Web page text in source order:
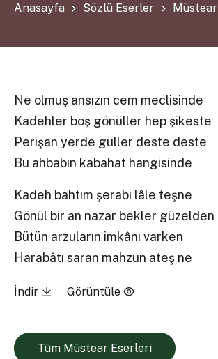
Anasayfa Sözlü Eserler Müstear
Ne olmuş ansızın cem meclisinde
Kadehler boş gönüller hep şikeste
Perişan yerde güller deste deste
Bu ahbabın kabahat hangisinde
Kadeh bahtım şerabı lâle teşne
Gönül bir an nazar bekler güzelden
Bütün arzuların imkânı varken
Harabâtı saran mahzun ateş ne
İndir Görüntüle
Tüm Müstear Eserleri